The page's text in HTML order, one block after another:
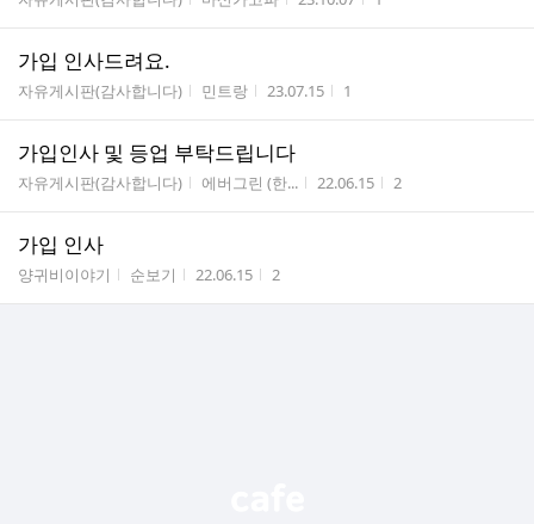
가입 인사드려요.
게시판명
자유게시판(감사합니다) 작성자
민트랑 작성시간
23.07.15 조회수
1
가입인사 및 등업 부탁드립니다
게시판명
자유게시판(감사합니다) 작성자
에버그린 (한... 작성시간
22.06.15 조회수
2
가입 인사
게시판명
양귀비이야기 작성자
순보기 작성시간
22.06.15 조회수
2